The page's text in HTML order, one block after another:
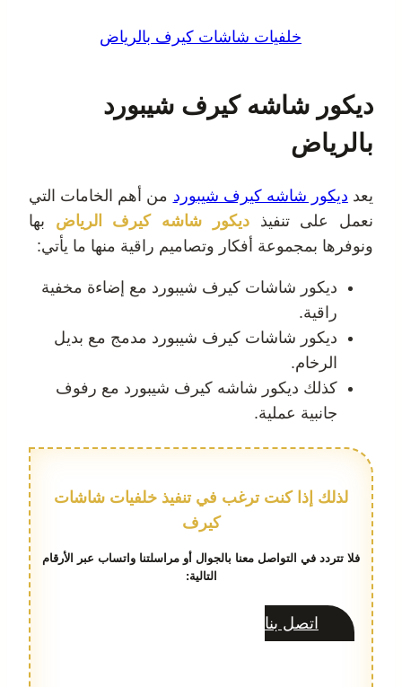
خلفيات شاشات كيرف بالرياض
ديكور شاشه كيرف شيبورد
بالرياض
يعد ديكور شاشه كيرف شيبورد من أهم الخامات التي
نعمل على تنفيذديكور شاشه كيرف الرياض بها
ونوفرها بمجموعة أفكار وتصاميم راقية منها ما يأتي:
ديكور شاشات كيرف شيبورد مع إضاءة مخفية
راقية.
ديكور شاشات كيرف شيبورد مدمج مع بديل
الرخام.
كذلك ديكور شاشه كيرف شيبورد مع رفوف
جانبية عملية.
لذلك إذا كنت ترغب في تنفيذ خلفيات شاشات
كيرف
فلا تتردد في التواصل معنا بالجوال أو مراسلتنا واتساب عبر الأرقام
التالية:
اتصل بنا